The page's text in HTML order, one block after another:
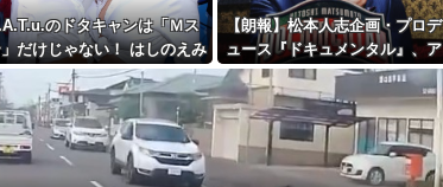
Powered by livedoor 相互RSS
のドタキャンは「Ｍス
だけじゃない！ はしのえみ
「来なかったんですよ…」
【朗報】松本人志企画・プロデ
ュース『ドキュメンタル』、ア
メリカで初の制作が決定！ 海
外タイトル『LOL』として世界
25ヶ国・地域で展開